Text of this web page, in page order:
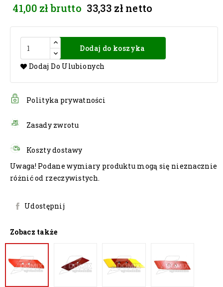
41,00 zł brutto 33,33 zł netto
Dodaj do koszyka
Dodaj Do Ulubionych
Polityka prywatności
Zasady zwrotu
Koszty dostawy
Uwaga! Podane wymiary produktu mogą się nieznacznie
różnić od rzeczywistych.
Zobacz także
Udostępnij